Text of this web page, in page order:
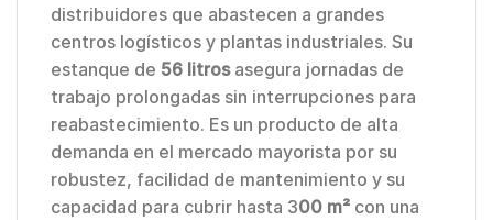
distribuidores que abastecen a grandes
centros logísticos y plantas industriales. Su
estanque de 56 litrosasegura jornadas de
trabajo prolongadas sin interrupciones para
reabastecimiento. Es un producto de alta
demanda en el mercado mayorista por su
robustez, facilidad de mantenimiento y su
capacidad para cubrir hasta 300 m² con una